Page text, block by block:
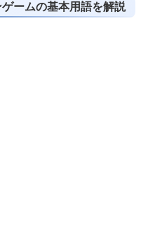
ームの基本用語を解説